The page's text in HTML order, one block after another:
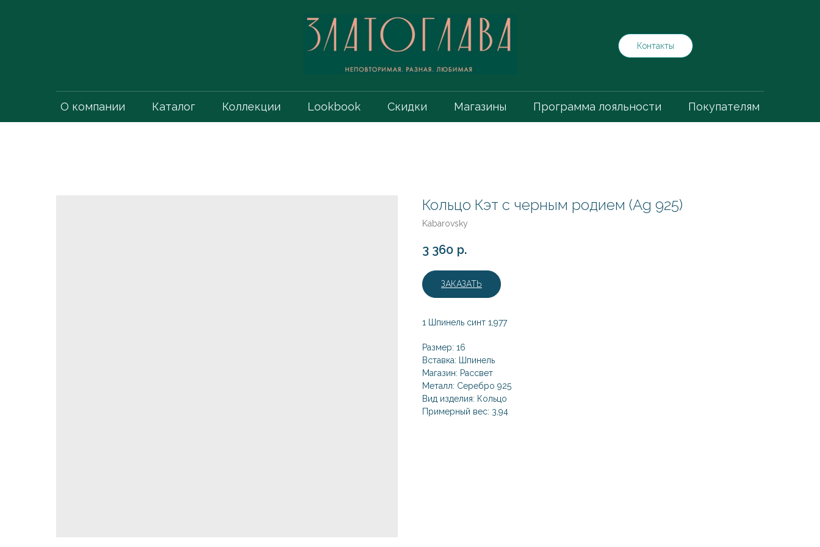
Контакты
О компании Каталог Коллекции Lookbook Скидки Магазины Программа лояльности Покупателям
Кольцо Кэт с черным родием (Ag 925)
Kabarovsky
3 360 р.
ЗАКАЗАТЬ
1 Шпинель синт 1,977
Размер: 16
Вставка: Шпинель
Магазин: Рассвет
Металл: Серебро 925
Вид изделия: Кольцо
Примерный вес: 3,94